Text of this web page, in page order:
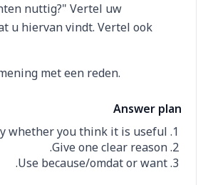
nuttig?" Vertel uw
u hiervan vindt. Vertel ook
met een reden.
Answer plan
whether you think it is useful.
Give one clear reason.
Use because/omdat or want.